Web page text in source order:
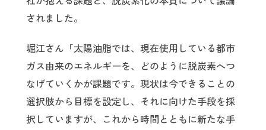
されました。
堀江さん「太陽油脂では、現在使用している都市
ガス由来のエネルギーを、どのように脱炭素へつ
なげていくかが課題です。現状は今できることの
選択肢から目標を設定し、それに向けた手段を採
択していますが、これから時間とともに新たな手